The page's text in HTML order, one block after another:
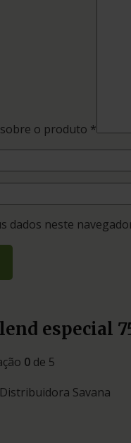
o produto *
dados neste
especial
0 de 5